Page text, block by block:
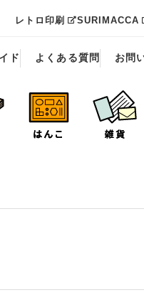
レトロ印刷 SURIMACCA
ド よくある質問 お問